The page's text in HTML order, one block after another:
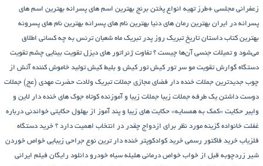
زعفرانی مجلسی +طرز تهیه انواع پختن برنج بهترین اسم های پسرانه بهترین اسم های
پسرانه در ایران بهترین رمان های دنیا بهترین نام های پسرانه بهترین نام های پسرونه
بهترین کتاب داستان تاریخ تبریک روز پدر تبریک ماه شعبان ترنس به چه کسانی اطلاق
می‌شود و تمیلات جنسی آن‌ها چیست ؟ تفاوت ژنراتور های دیزل تقویت بینایی چشم تقویت
دستگاه گوارش تقویت مو سر تور کیش تور کیش و بلیط کیش تولید خاموش کننده آتش از
چوب جدیدترین جملات خنده دار فضای مجازی جملات تبریک ولادت حضرت مهدی (عج) جملات
دوست داشتن یک طرفه جملات زیبا جملات زیبا و آموزنده کوتاه جوک های خنده دار لاین و
وایبر حکایت «کمک به همسایه» حکایت های زیبا و پند آموز از بهلول حکایتی خواندنی درباره
غفلت خانواده گزینه مورد نظر برای ازدواج چقدر در انتخاب اهمیت دارد ؟ خرید دستگاه
فلزیاب خرید فاکتور رسمی خرید کوادکوپتر خنده دار ترین نوع جراحی زیبایی خواص خوردن
شیر زردچوبه قبل از خواب خواص درمانی هلیله سیاه خودرو دانلود رایگان فیلم ایرانی